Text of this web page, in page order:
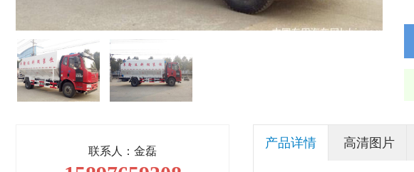
联系人：金磊
产品详情 高清图片